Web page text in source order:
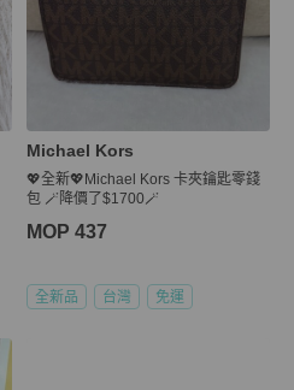
Michael Kors
💖全新💖Michael Kors 卡夾鑰匙零錢
包 🪄降價了$1700🪄
MOP 437
全新品 台灣 免運